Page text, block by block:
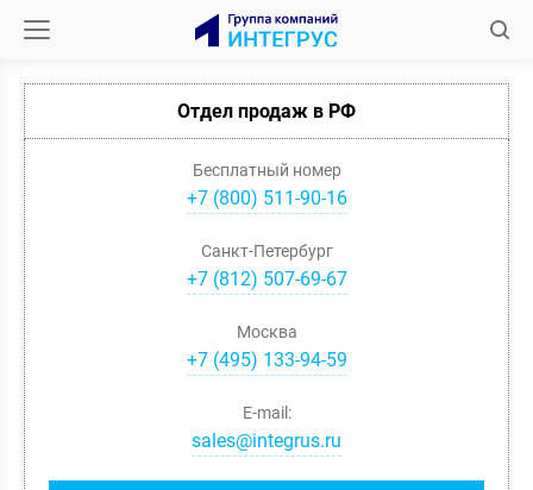
Отдел продаж в РФ
Бесплатный номер
+7 (800) 511-90-16
Санкт-Петербург
+7(812) 507-69-67
Москва
+7(495) 133-94-59
E-mail:
sales@integrus.ru